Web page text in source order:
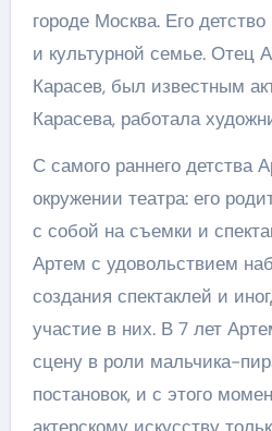
городе Москва. Его
и культурной семье. Отец
Карасев, был известным
Карасева, работала
С самого раннего детства
окружении театра: его
с собой на съемки и
Артем с удовольствием
создания спектаклей и
участие в них. В 7 лет
сцену в роли мальчика-
постановок, и с этого
актерскому искусству